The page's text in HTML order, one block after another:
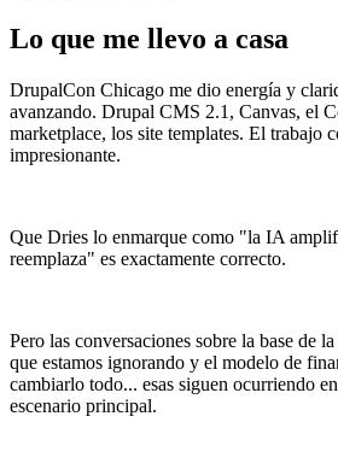
Lo que me llevo a casa
DrupalCon Chicago me dio energía y
avanzando. Drupal CMS 2.1, Canvas, el
marketplace, los site templates. El trabajo
impresionante.
Que Dries lo enmarque como "la IA
reemplaza" es exactamente correcto.
Pero las conversaciones sobre la base de
que estamos ignorando y el modelo de
cambiarlo todo... esas siguen ocurriendo
escenario principal.